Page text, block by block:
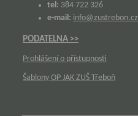
tel: 384 722 326
e-mail: info@zustrebon.cz
PODATELNA >>
Prohlášení o přístupnosti
Šablony OP JAK ZUŠ Třeboň